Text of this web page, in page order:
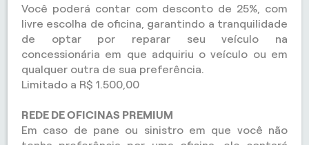
Você poderá contar com desconto de 25%, com
livre escolha de oficina, garantindo a tranquilidade
de optar por reparar seu veículo na
concessionária em que adquiriu o veículo ou em
qualquer outra de sua preferência.
Limitado a R$ 1.500,00
REDE DE OFICINAS PREMIUM
Em caso de pane ou sinistro em que você não